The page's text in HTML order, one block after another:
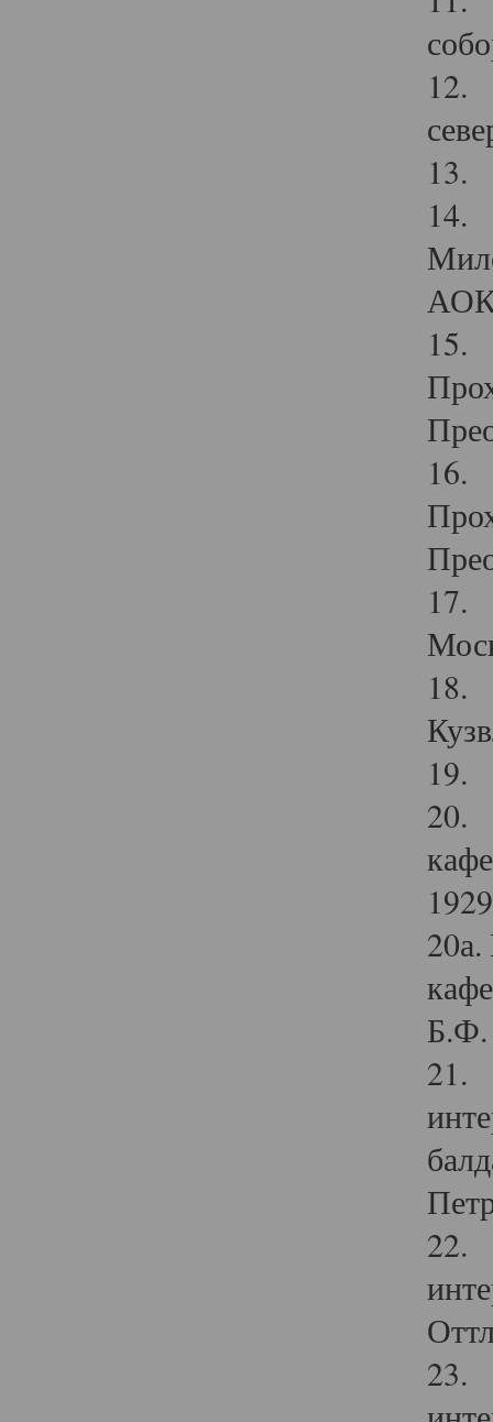
12.
13.
14.
15.
16.
17.
18.
19.
20.
Б.Ф.
21.
22.
23.